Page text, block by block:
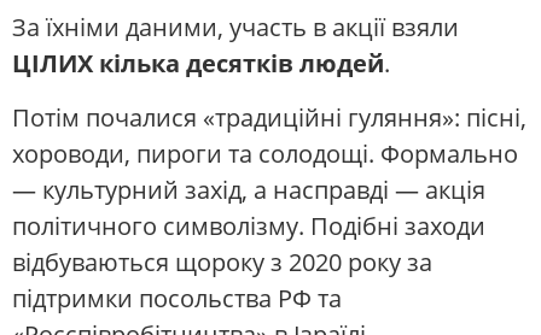
За їхніми даними, участь в акції взяли
ЦІЛИХ кілька десятків людей.
Потім почалися «традиційні гуляння»: пісні,
хороводи, пироги та солодощі. Формально
— культурний захід, а насправді — акція
політичного символізму. Подібні заходи
відбуваються щороку з 2020 року за
підтримки посольства РФ та